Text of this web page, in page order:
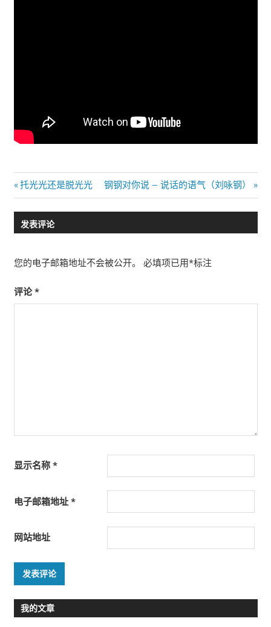
文
章
导
航
Previous
Post:
托光光还是脱光光
Next
Post:
钢钢对你说 – 说话的语气（刘咏钢）
发表评论
您的电子邮箱地址不会被公开。 必填项已用*标注
评论*
显示名称 *
电子邮箱地址 *
网站地址
我的文章